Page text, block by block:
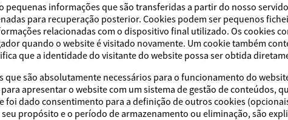
pequenas informações que são transferidas a partir do nosso
para recuperação posterior. Cookies podem ser pequenos
relacionadas com o dispositivo final utilizado. Os cookies
quando o website é visitado novamente. Um cookie também
que a identidade do visitante do website possa ser obtida
são absolutamente necessários para o funcionamento do
apresentar o website com um sistema de gestão de conteúdos,
foi dado consentimento para a definição de outros cookies
propósito e o período de armazenamento ou eliminação, são